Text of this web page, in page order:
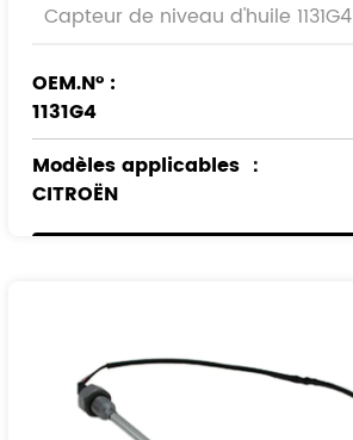
Capteur de niveau d'huile 1131G4
OEM.N° :
1131G4
Modèles applicables ：
CITROËN